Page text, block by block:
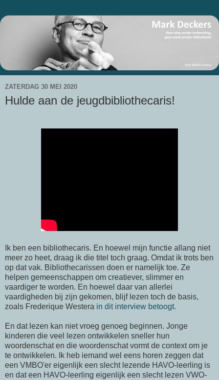
ZATERDAG 30 MEI 2020
Hulde aan de jeugdbibliothecaris!
Ik ben een bibliothecaris. En hoewel mijn functie allang niet
meer zo heet, draag ik die titel toch graag. Omdat ik trots ben
op dat vak. Bibliothecarissen doen er namelijk toe. Ze
helpen gemeenschappen om creatiever, slimmer en
vaardiger te worden. En hoewel daar van allerlei
vaardigheden bij zijn gekomen, blijf lezen toch de basis,
zoals Frederique Westera in dit interview betoogt.
En dat lezen kan niet vroeg genoeg beginnen. Jonge
kinderen die veel lezen ontwikkelen sneller hun
woordenschat en die woordenschat vormt de context om je
te ontwikkelen. Ik heb iemand wel eens horen zeggen dat
een VMBO'er eigenlijk een slecht lezende HAVO-leerling is
en dat een HAVO-leerling eigenlijk een slecht lezen VWO-